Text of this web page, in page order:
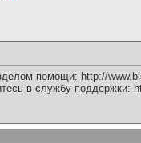
помощи: http://
в службу поддержки: